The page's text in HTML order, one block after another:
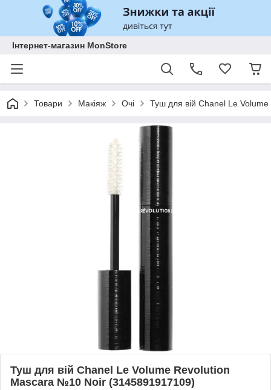
Інтернет-магазин MonStore
Товари Макіяж Очі Туш для вій Chanel Le
Туш для вій Chanel Le Volume Revolution
Mascara №10 Noir (3145891917109)